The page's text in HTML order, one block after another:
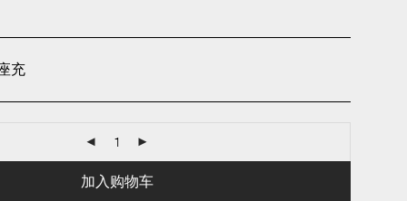
充
加入购物车